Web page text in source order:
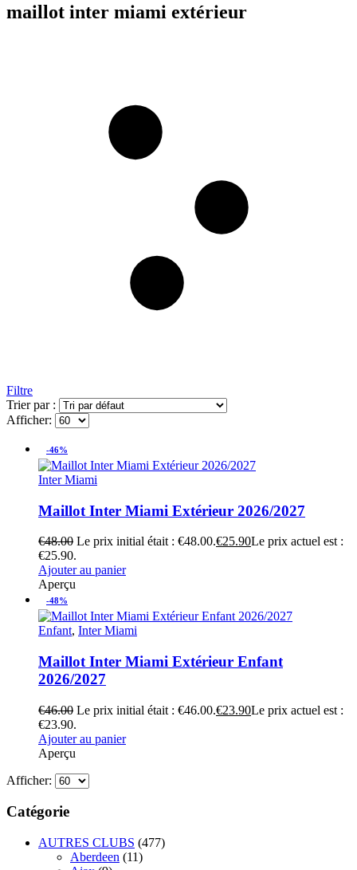
maillot inter miami extérieur
Filtre
Trier par :
Afficher:
-46%
Inter Miami
Maillot Inter Miami Extérieur 2026/2027
€48.00 Le prix initial était : €48.00.€25.90Le prix actuel est :
€25.90.
Ajouter au panier
Aperçu
-48%
Enfant, Inter Miami
Maillot Inter Miami Extérieur Enfant
2026/2027
€46.00 Le prix initial était : €46.00.€23.90Le prix actuel est :
€23.90.
Ajouter au panier
Aperçu
Afficher:
Catégorie
AUTRES CLUBS (477)
Aberdeen (11)